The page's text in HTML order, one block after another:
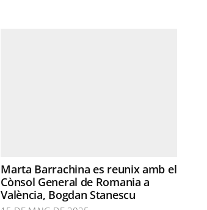
Marta Barrachina es reunix amb el
Cònsol General de Romania a
València, Bogdan Stanescu